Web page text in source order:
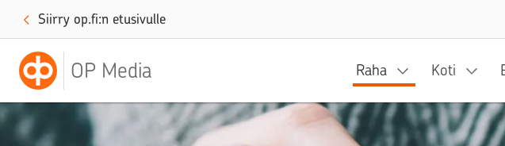
Siirry op.fi:n etusivulle
OP Media Raha Koti